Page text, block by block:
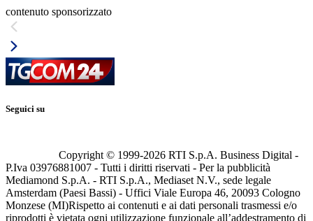
contenuto sponsorizzato
Seguici su
Copyright © 1999-2026 RTI S.p.A. Business Digital -
P.Iva 03976881007 - Tutti i diritti riservati - Per la pubblicità
Mediamond S.p.A. - RTI S.p.A., Mediaset N.V., sede legale
Amsterdam (Paesi Bassi) - Uffici Viale Europa 46, 20093 Cologno
Monzese (MI)Rispetto ai contenuti e ai dati personali trasmessi e/o
riprodotti è vietata ogni utilizzazione funzionale all’addestramento di